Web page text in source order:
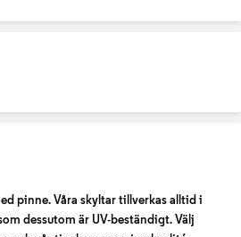
pinne. Våra skyltar tillverkas alltid i
dessutom är UV-beständigt. Välj